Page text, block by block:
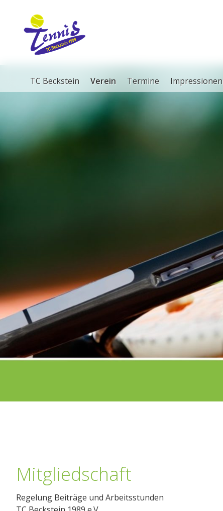
TC Beckstein Verein Termine Impressionen
Mitgliedschaft
Regelung Beiträge und Arbeitsstunden